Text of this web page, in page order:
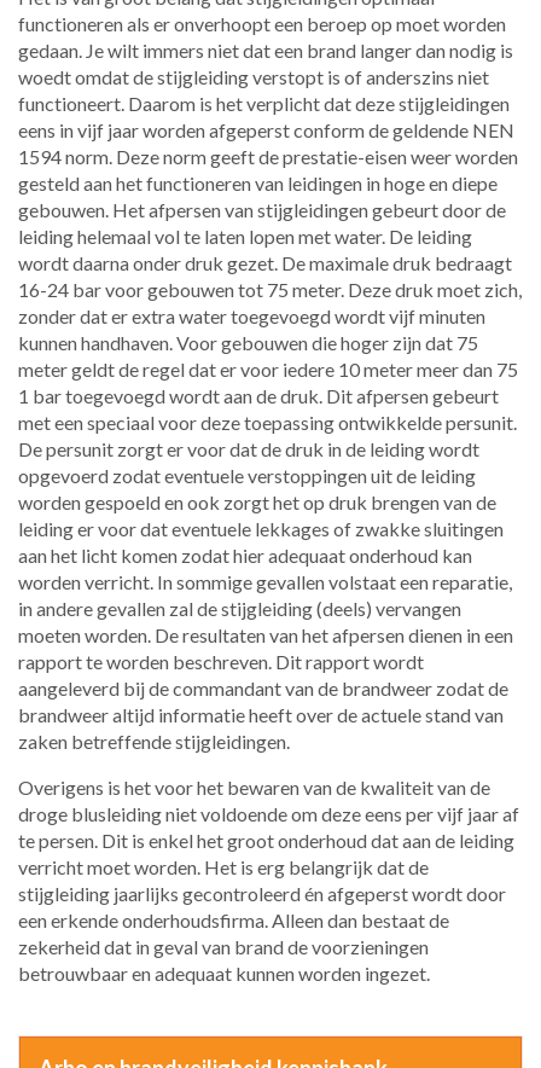
functioneren als er onverhoopt een beroep op moet worden
gedaan. Je wilt immers niet dat een brand langer dan nodig is
woedt omdat de stijgleiding verstopt is of anderszins niet
functioneert. Daarom is het verplicht dat deze stijgleidingen
eens in vijf jaar worden afgeperst conform de geldende NEN
1594 norm. Deze norm geeft de prestatie-eisen weer worden
gesteld aan het functioneren van leidingen in hoge en diepe
gebouwen. Het afpersen van stijgleidingen gebeurt door de
leiding helemaal vol te laten lopen met water. De leiding
wordt daarna onder druk gezet. De maximale druk bedraagt
16-24 bar voor gebouwen tot 75 meter. Deze druk moet zich,
zonder dat er extra water toegevoegd wordt vijf minuten
kunnen handhaven. Voor gebouwen die hoger zijn dat 75
meter geldt de regel dat er voor iedere 10 meter meer dan 75
1 bar toegevoegd wordt aan de druk. Dit afpersen gebeurt
met een speciaal voor deze toepassing ontwikkelde persunit.
De persunit zorgt er voor dat de druk in de leiding wordt
opgevoerd zodat eventuele verstoppingen uit de leiding
worden gespoeld en ook zorgt het op druk brengen van de
leiding er voor dat eventuele lekkages of zwakke sluitingen
aan het licht komen zodat hier adequaat onderhoud kan
worden verricht. In sommige gevallen volstaat een reparatie,
in andere gevallen zal de stijgleiding (deels) vervangen
moeten worden. De resultaten van het afpersen dienen in een
rapport te worden beschreven. Dit rapport wordt
aangeleverd bij de commandant van de brandweer zodat de
brandweer altijd informatie heeft over de actuele stand van
zaken betreffende stijgleidingen.
Overigens is het voor het bewaren van de kwaliteit van de
droge blusleiding niet voldoende om deze eens per vijf jaar af
te persen. Dit is enkel het groot onderhoud dat aan de leiding
verricht moet worden. Het is erg belangrijk dat de
stijgleiding jaarlijks gecontroleerd én afgeperst wordt door
een erkende onderhoudsfirma. Alleen dan bestaat de
zekerheid dat in geval van brand de voorzieningen
betrouwbaar en adequaat kunnen worden ingezet.